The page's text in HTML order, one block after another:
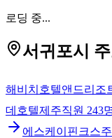
로딩 중...
서귀포시
해비치호텔앤드리조
데호텔제주직원 243
에스케이핀크스